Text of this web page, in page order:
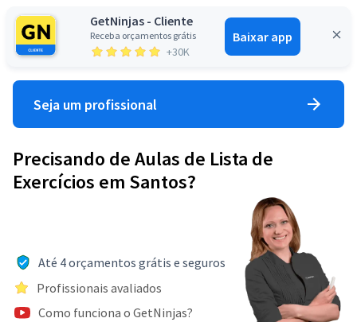
GetNinjas - Cliente
Receba orçamentos grátis
+30K
Baixar app
Entrar
Seja um profissional
Precisando de Aulas de Lista de
Exercícios em Santos?
Até 4 orçamentos grátis e seguros
Profissionais avaliados
Como funciona o GetNinjas?